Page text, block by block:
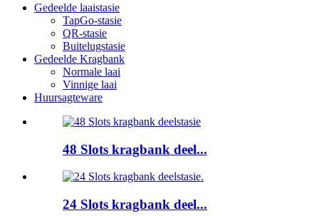
Gedeelde laaistasie
TapGo-stasie
QR-stasie
Buitelugstasie
Gedeelde Kragbank
Normale laai
Vinnige laai
Huursagteware
48 Slots kragbank deel...
24 Slots kragbank deel...